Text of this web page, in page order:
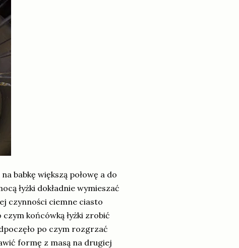
babkę większą połowę a do
łyżki dokładnie wymieszać
czynności ciemne ciasto
końcówką łyżki zrobić
po czym rozgrzać
formę z masą na drugiej